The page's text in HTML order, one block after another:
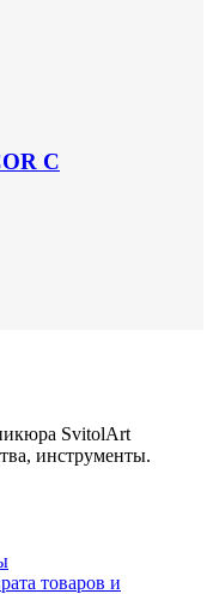
С
SvitolArt
инструменты.
товаров и